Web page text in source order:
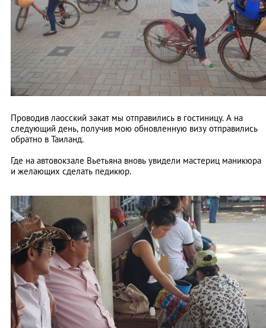
Проводив лаосский закат мы отправились в гостиницу. А на
следующий день, получив мою обновленную визу отправились
обратно в Таиланд.
Где на автовокзале Вьетьяна вновь увидели мастериц маникюра
и желающих сделать педикюр.